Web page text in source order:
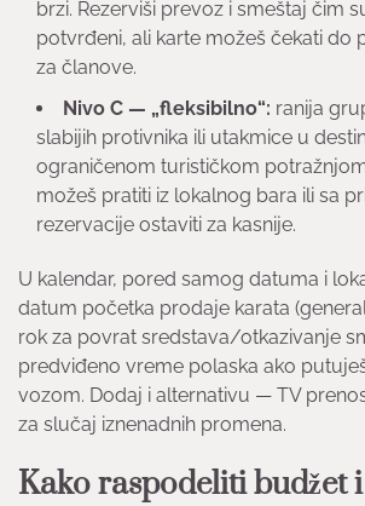
brzi. Rezerviši prevoz i smeštaj čim
potvrđeni, ali karte možeš čekati do
za članove.
Nivo C — „fleksibilno“: ranija
slabijih protivnika ili utakmice u
ograničenom turističkom
možeš pratiti iz lokalnog bara ili sa
rezervacije ostaviti za kasnije.
U kalendar, pored samog datuma i
datum početka prodaje karata
rok za povrat sredstava/otkazivanje
predviđeno vreme polaska ako
vozom. Dodaj i alternativu — TV
za slučaj iznenadnih promena.
Kako raspodeliti budžet